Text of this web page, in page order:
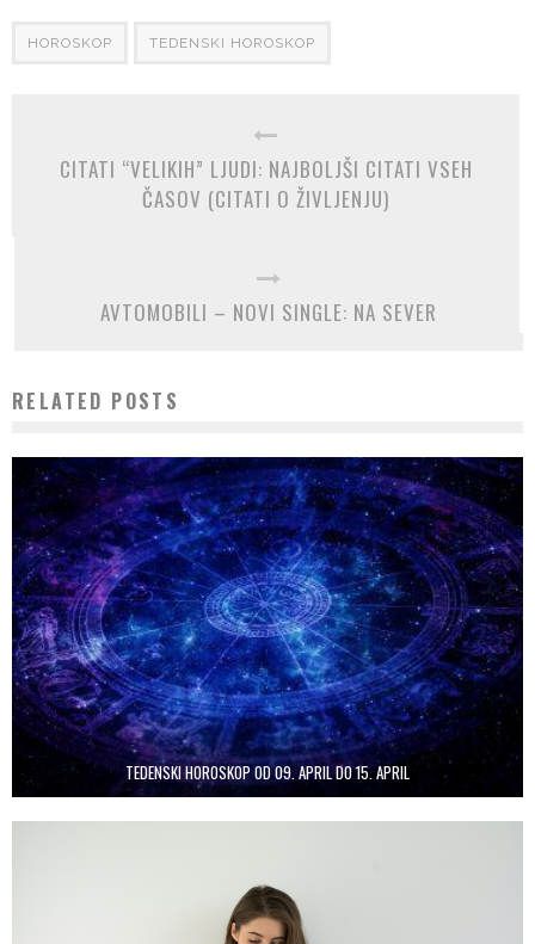
HOROSKOP TEDENSKI HOROSKOP
CITATI “VELIKIH” LJUDI: NAJBOLJŠI CITATI VSEH
ČASOV (CITATI O ŽIVLJENJU)
AVTOMOBILI – NOVI SINGLE: NA SEVER
RELATED POSTS
TEDENSKI HOROSKOP OD 09. APRIL DO 15. APRIL